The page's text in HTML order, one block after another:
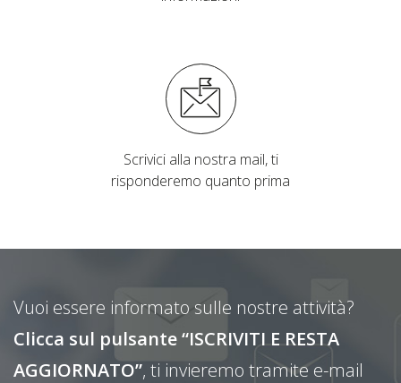
Scrivici alla nostra mail, ti
risponderemo quanto prima
Vuoi essere informato sulle nostre attività?
Clicca sul pulsante “ISCRIVITI E RESTA
AGGIORNATO”, ti invieremo tramite e-mail